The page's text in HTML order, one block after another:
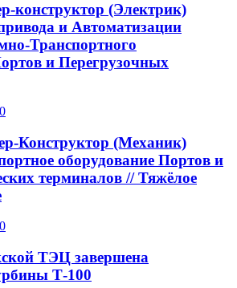
конструктор (Электрик)
и Автоматизации
Транспортного
и Перегрузочных
0
Конструктор (Механик)
оборудование Портов и
терминалов // Тяжёлое
0
ТЭЦ завершена
Т-100